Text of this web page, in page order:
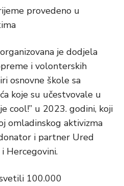
provedeno u
je dodjela
i volonterskih
osnovne škole sa
koje su učestvovale u
cool!” u 2023. godini, koji
omladinskog aktivizma
i partner Ured
Hercegovini.
100.000